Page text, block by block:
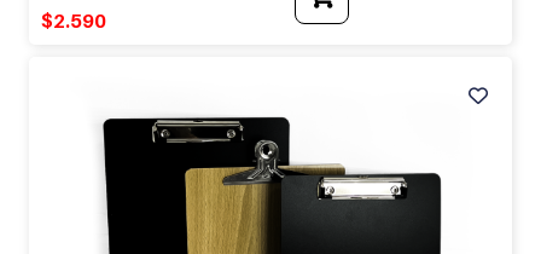
$2.590